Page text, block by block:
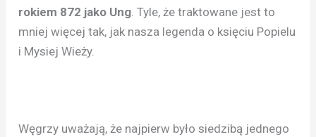
rokiem 872 jako Ung . Tyle, że traktowane jest to
mniej więcej tak, jak nasza legenda o księciu Popielu
i Mysiej Wieży.
Węgrzy uważają, że najpierw było siedzibą jednego